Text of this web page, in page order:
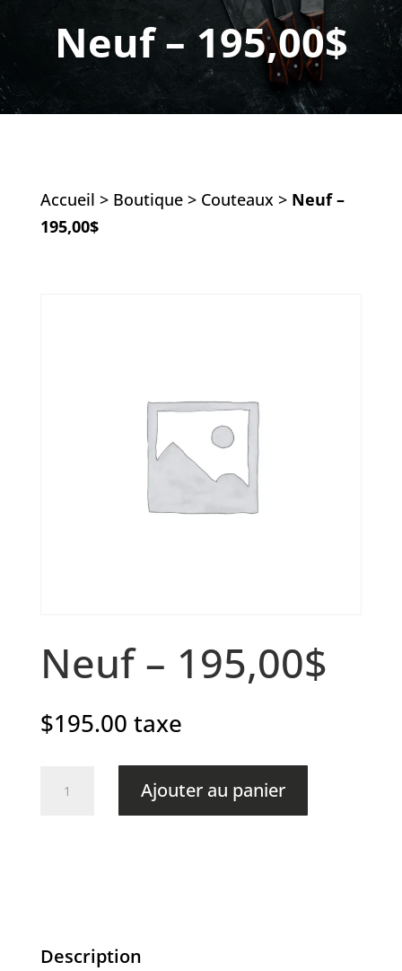
Neuf – 195,00$
Accueil > Boutique> Couteaux > Neuf –
195,00$
Neuf – 195,00$
$195.00 taxe
Ajouter au panier
Description